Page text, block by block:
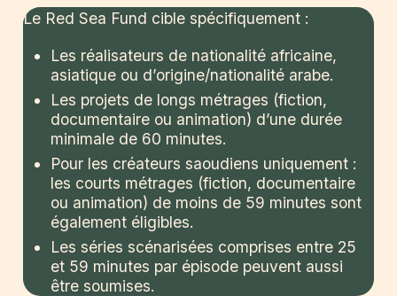
Le Red Sea Fund cible spécifiquement :
Les réalisateurs de nationalité africaine,
asiatique ou d’origine/nationalité arabe.
Les projets de longs métrages (fiction,
documentaire ou animation) d’une durée
minimale de 60 minutes.
Pour les créateurs saoudiens uniquement :
les courts métrages (fiction, documentaire
ou animation) de moins de 59 minutes sont
également éligibles.
Les séries scénarisées comprises entre 25
et 59 minutes par épisode peuvent aussi
être soumises.